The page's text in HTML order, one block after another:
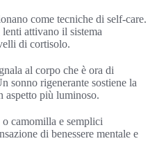
come tecniche di self-care.
attivano il sistema
di cortisolo.
al corpo che è ora di
sonno rigenerante sostiene la
aspetto più luminoso.
camomilla e semplici
di benessere mentale e